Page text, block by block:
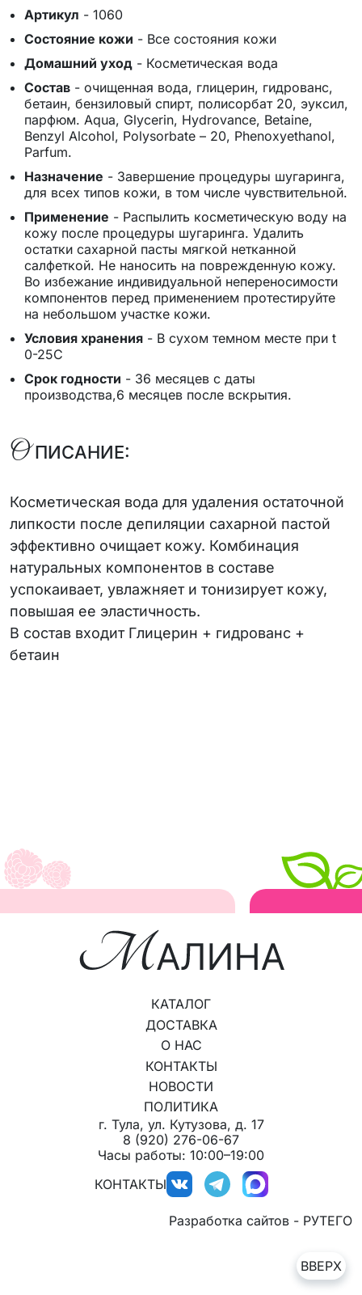
ВВЕРХ
Артикул - 1060
Состояние кожи - Все состояния кожи
Домашний уход - Косметическая вода
Состав - очищенная вода, глицерин, гидрованс,
бетаин, бензиловый спирт, полисорбат 20, эуксил,
парфюм. Aqua, Glycerin, Hydrovance, Betaine,
Benzyl Alcohol, Polysorbate – 20, Phenoxyethanol,
Parfum.
Назначение - Завершение процедуры шугаринга,
для всех типов кожи, в том числе чувствительной.
Применение - Распылить косметическую воду на
кожу после процедуры шугаринга. Удалить
остатки сахарной пасты мягкой нетканной
салфеткой. Не наносить на поврежденную кожу.
Во избежание индивидуальной непереносимости
компонентов перед применением протестируйте
на небольшом участке кожи.
Условия хранения - В сухом темном месте при t
0-25C
Срок годности - 36 месяцев с даты
производства,6 месяцев после вскрытия.
О ПИСАНИЕ:
Косметическая вода для удаления остаточной
липкости после депиляции сахарной пастой
эффективно очищает кожу. Комбинация
натуральных компонентов в составе
успокаивает, увлажняет и тонизирует кожу,
повышая ее эластичность.
В состав входит Глицерин + гидрованс +
бетаин
КАТАЛОГ
ДОСТАВКА
О НАС
КОНТАКТЫ
НОВОСТИ
ПОЛИТИКА
г. Тула, ул. Кутузова, д. 17
8 (920) 276-06-67
Часы работы: 10:00–19:00
КОНТАКТЫ
Разработка сайтов - РУТЕГО